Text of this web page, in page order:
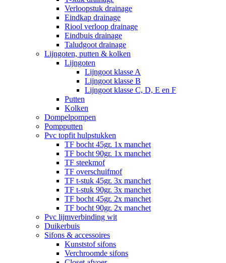
Verloopstuk drainage
Eindkap drainage
Riool verloop drainage
Eindbuis drainage
Taludgoot drainage
Lijngoten, putten & kolken
Lijngoten
Lijngoot klasse A
Lijngoot klasse B
Lijngoot klasse C, D, E en F
Putten
Kolken
Dompelpompen
Pompputten
Pvc topfit hulpstukken
TF bocht 45gr. 1x manchet
TF bocht 90gr. 1x manchet
TF steekmof
TF overschuifmof
TF t-stuk 45gr. 3x manchet
TF t-stuk 90gr. 3x manchet
TF bocht 45gr. 2x manchet
TF bocht 90gr. 2x manchet
Pvc lijmverbinding wit
Duikerbuis
Sifons & accessoires
Kunststof sifons
Verchroomde sifons